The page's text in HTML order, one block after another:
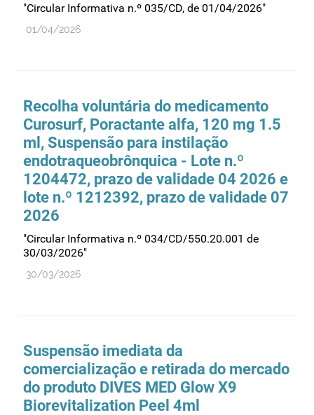
Registo
Regulamentação
Supervisão do mercado
Taxas
Tecnologias da saúde
Utilização
Vigilância de cosméticos
Vigilância de dispositivos médicos
"Circular Informativa n.º 035/CD, de 01/04/2026"
01/04/2026
Recolha voluntária do medicamento
Curosurf, Poractante alfa, 120 mg 1.5
ml, Suspensão para instilação
endotraqueobrônquica - Lote n.º
1204472, prazo de validade 04 2026 e
lote n.º 1212392, prazo de validade 07
2026
"Circular Informativa n.º 034/CD/550.20.001 de
30/03/2026"
30/03/2026
Suspensão imediata da
comercialização e retirada do mercado
do produto DIVES MED Glow X9
Biorevitalization Peel 4ml